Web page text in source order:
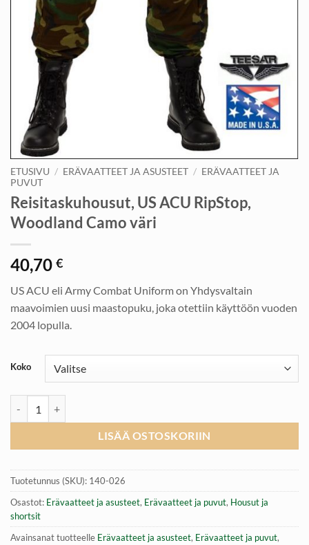
ETUSIVU / ERÄVAATTEET JA ASUSTEET / ERÄVAATTEET JA
PUVUT
Reisitaskuhousut, US ACU RipStop,
Woodland Camo väri
40,70 €
US ACU eli Army Combat Uniform on Yhdysvaltain
maavoimien uusi maastopuku, joka otettiin käyttöön vuoden
2004 lopulla.
Koko
LISÄÄ OSTOSKORIIN
Tuotetunnus (SKU): 140-026
Osastot: Erävaatteet ja asusteet, Erävaatteet ja puvut, Housut ja
shortsit
Avainsanat tuotteelle Erävaatteet ja asusteet, Erävaatteet ja puvut,